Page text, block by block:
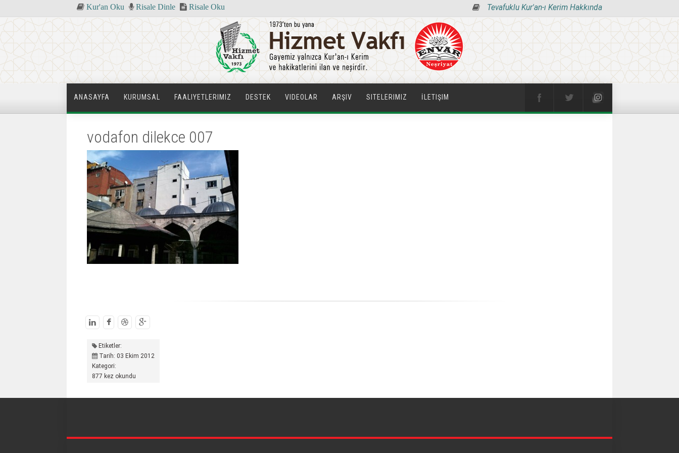
Kur'an Oku Risale Dinle Risale Oku Tevafuklu Kur'an-ı Kerim Hakkında
ANASAYFA KURUMSAL FAALIYETLERIMIZ DESTEK VIDEOLAR ARŞIV SITELERIMIZ İLETIŞIM
vodafon dilekce 007
Etiketler:
Tarih: 03 Ekim 2012
Kategori:
877 kez okundu